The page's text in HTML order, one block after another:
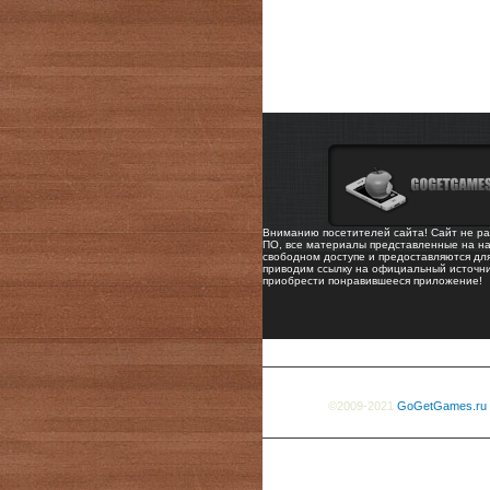
Вниманию посетителей сайта! Сайт не
ПО, все материалы представленные на
свободном доступе и предоставляются
приводим ссылку на официальный
приобрести понравившееся приложение!
©2009-2021 GoGetGames.ru